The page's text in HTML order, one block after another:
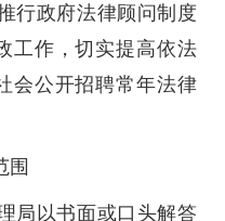
行政府法律顾问制度
工作，切实提高依法
会公开招聘常年法律
围
局以书面或口头解答